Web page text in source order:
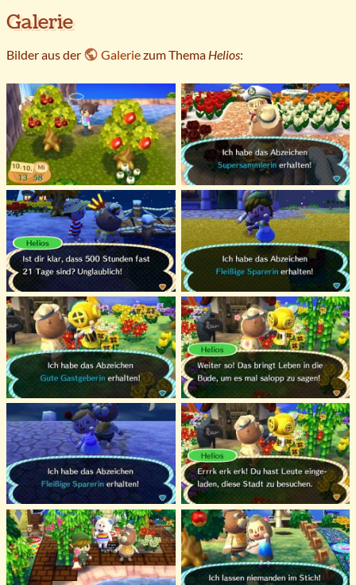
Galerie
Bilder aus der Galeriezum Thema Helios: